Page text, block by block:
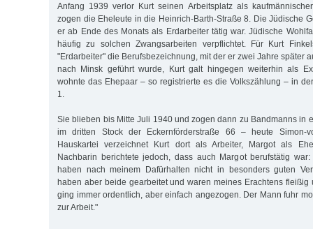
Anfang 1939 verlor Kurt seinen Arbeitsplatz als
zogen die Eheleute in die Heinrich-Barth-Straße 8. Die Jüdische
er ab Ende des Monats als Erdarbeiter tätig war. Jüdische
häufig zu solchen Zwangsarbeiten verpflichtet. Für Kurt
"Erdarbeiter" die Berufsbezeichnung, mit der er zwei Jahre später
nach Minsk geführt wurde, Kurt galt hingegen weiterhin als
wohnte das Ehepaar – so registrierte es die Volkszählung – in
1.
Sie blieben bis Mitte Juli 1940 und zogen dann zu Bandmanns in
im dritten Stock der Eckernförderstraße 66 – heute Simon-
Hauskartei verzeichnet Kurt dort als Arbeiter, Margot als
Nachbarin berichtete jedoch, dass auch Margot berufstätig
haben nach meinem Dafürhalten nicht in besonders guten
haben aber beide gearbeitet und waren meines Erachtens fleißig
ging immer ordentlich, aber einfach angezogen. Der Mann fuhr
zur Arbeit."